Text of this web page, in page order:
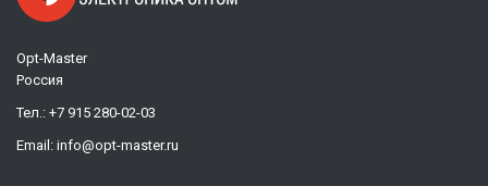
Opt-Master
Россия
Тел.: +7 915 280-02-03
Email: info@opt-master.ru